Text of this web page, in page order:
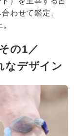
わせて鑑定。
の1／
なデザイン